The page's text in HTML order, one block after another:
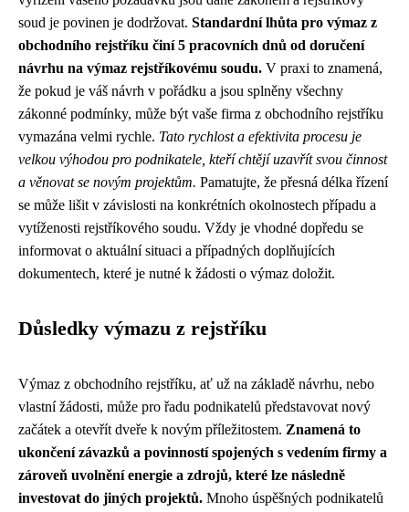
soud je povinen je dodržovat. Standardní lhůta pro výmaz z
obchodního rejstříku činí 5 pracovních dnů od doručení
návrhu na výmaz rejstříkovému soudu. V praxi to znamená,
že pokud je váš návrh v pořádku a jsou splněny všechny
zákonné podmínky, může být vaše firma z obchodního rejstříku
vymazána velmi rychle. Tato rychlost a efektivita procesu je
velkou výhodou pro podnikatele, kteří chtějí uzavřít svou činnost
a věnovat se novým projektům. Pamatujte, že přesná délka řízení
se může lišit v závislosti na konkrétních okolnostech případu a
vytíženosti rejstříkového soudu. Vždy je vhodné dopředu se
informovat o aktuální situaci a případných doplňujících
dokumentech, které je nutné k žádosti o výmaz doložit.
Důsledky výmazu z rejstříku
Výmaz z obchodního rejstříku, ať už na základě návrhu, nebo
vlastní žádosti, může pro řadu podnikatelů představovat nový
začátek a otevřít dveře k novým příležitostem. Znamená to
ukončení závazků a povinností spojených s vedením firmy a
zároveň uvolnění energie a zdrojů, které lze následně
investovat do jiných projektů. Mnoho úspěšných podnikatelů